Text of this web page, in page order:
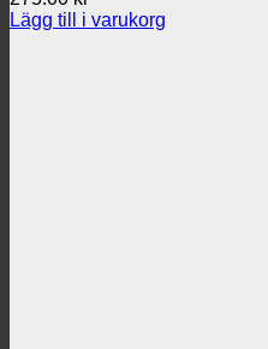
Lägg till i varukorg